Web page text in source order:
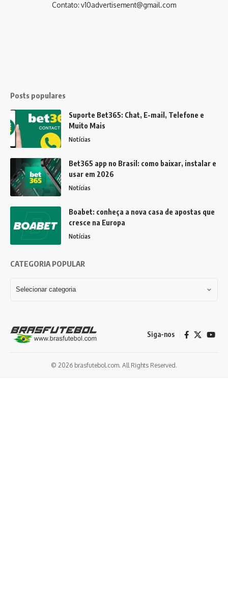
Contato: v10advertisement@gmail.com
Posts populares
Suporte Bet365: Chat, E-mail, Telefone e
Muito Mais
Notícias
Bet365 app no Brasil: como baixar, instalar e
usar em 2026
Notícias
Boabet: conheça a nova casa de apostas que
cresce na Europa
Notícias
CATEGORIA POPULAR
Siga-nos
© 2026 brasfutebol.com. All Rights Reserved.